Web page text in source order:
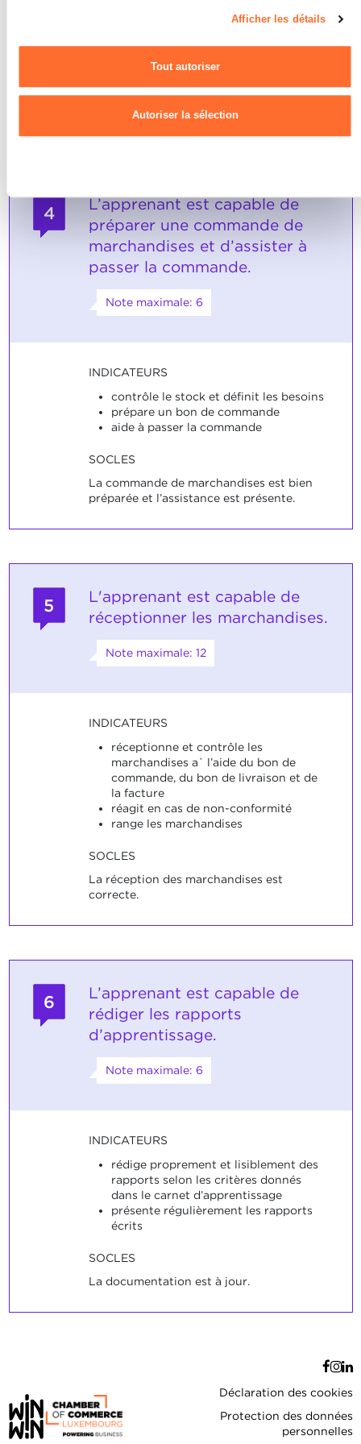
personnelles, vous pouvez consulter notre
cookieset notrePolitique de confidentialité.
Afficher les détails
Tout autoriser
Autoriser la sélection
ouvre la bouteille de vin
service
4
L’apprenant est capable de
préparer une commande de
marchandises et d’assister à
passer la commande.
Note maximale: 6
INDICATEURS
contrôle le stock et définit les besoins
prépare un bon de commande
aide à passer la commande
SOCLES
La commande de marchandises est bien
préparée et l’assistance est présente.
5
L'apprenant est capable de
réceptionner les marchandises.
Note maximale: 12
INDICATEURS
réceptionne et contrôle les
marchandises a` l’aide du bon de
commande, du bon de livraison et de
la facture
réagit en cas de non-conformité
range les marchandises
SOCLES
La réception des marchandises est
correcte.
6
L’apprenant est capable de
rédiger les rapports
d’apprentissage.
Note maximale: 6
INDICATEURS
rédige proprement et lisiblement des
rapports selon les critères donnés
dans le carnet d’apprentissage
présente régulièrement les rapports
écrits
SOCLES
La documentation est à jour.
Déclaration des cookies
Protection des données
personnelles